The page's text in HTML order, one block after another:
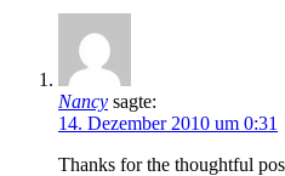
Nancy sagte:
14. Dezember 2010 um 0:31
Thanks for the thoughtful